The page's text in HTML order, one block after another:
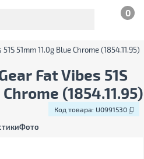
0
51mm 11.0g Blue Chrome (1854.11.95)
Fat Vibes 51S
(1854.11.95)
Фото
Код товара: U0991530